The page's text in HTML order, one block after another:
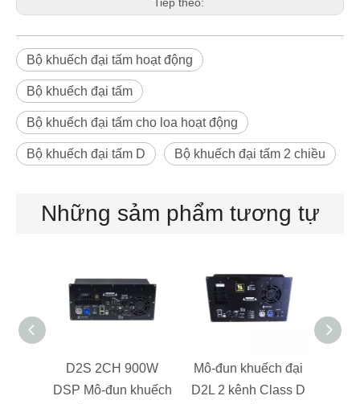
Bộ khuếch đại tấm hoạt động
Bộ khuếch đại tấm
Bộ khuếch đại tấm cho loa hoạt động
Bộ khuếch đại tấm D Bộ khuếch đại tấm 2 chiều
Những sảm phẩm tương tự
D2S 2CH 900W
DSP Mô-đun khuếch
Mô-đun khuếch đại
D2L 2 kênh Class D